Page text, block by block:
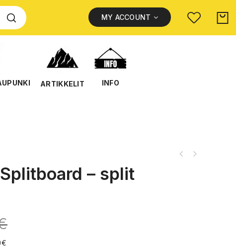
MY ACCOUNT
ARTIKKELIT INFO
– split
€